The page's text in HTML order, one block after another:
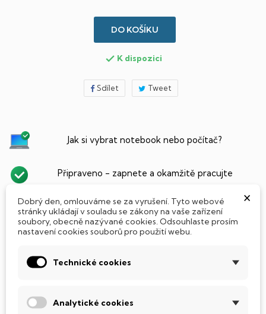
DO KOŠÍKU
 K dispozici
Sdílet Tweet
Jak si vybrat notebook nebo počítač?
Připraveno - zapnete a okamžitě pracujte
Přidat Microsoft Office Plus ➡️ 499,-
POPIS PARAMETRY PRODUKTU
×
Dobrý den, omlouváme se za vyrušení. Tyto webové
stránky ukládají v souladu se zákony na vaše zařízení
soubory, obecně nazývané cookies. Odsouhlaste prosím
nastavení cookies souborů pro použití webu.
Technické cookies
Analytické cookies